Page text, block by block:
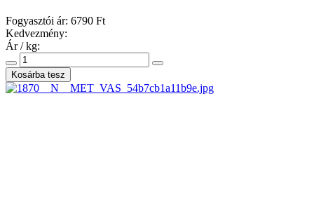
Fogyasztói ár: 6790 Ft
Kedvezmény:
Ár / kg: